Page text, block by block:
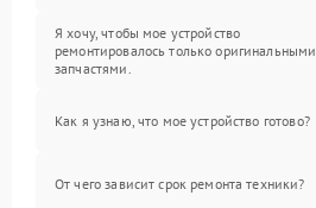
Я хочу, чтобы мое устройство
ремонтировалось только оригинальными
запчастями.
Как я узнаю, что мое устройство готово?
От чего зависит срок ремонта техники?